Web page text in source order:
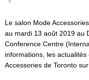
Le salon Mode
au mardi 13 août 2019 au
Conference Centre
informations, les
Accessories de Toronto sur